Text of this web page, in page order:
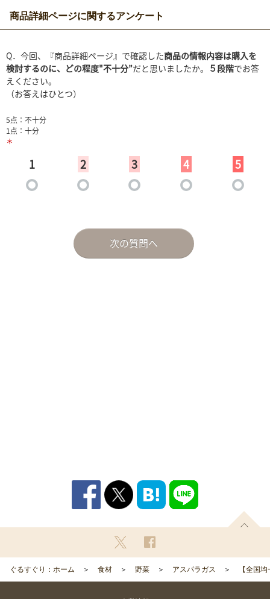
商品詳細ページに関するアンケート
ぐるすぐり：ホーム 食材 野菜 アスパラガス 【全国